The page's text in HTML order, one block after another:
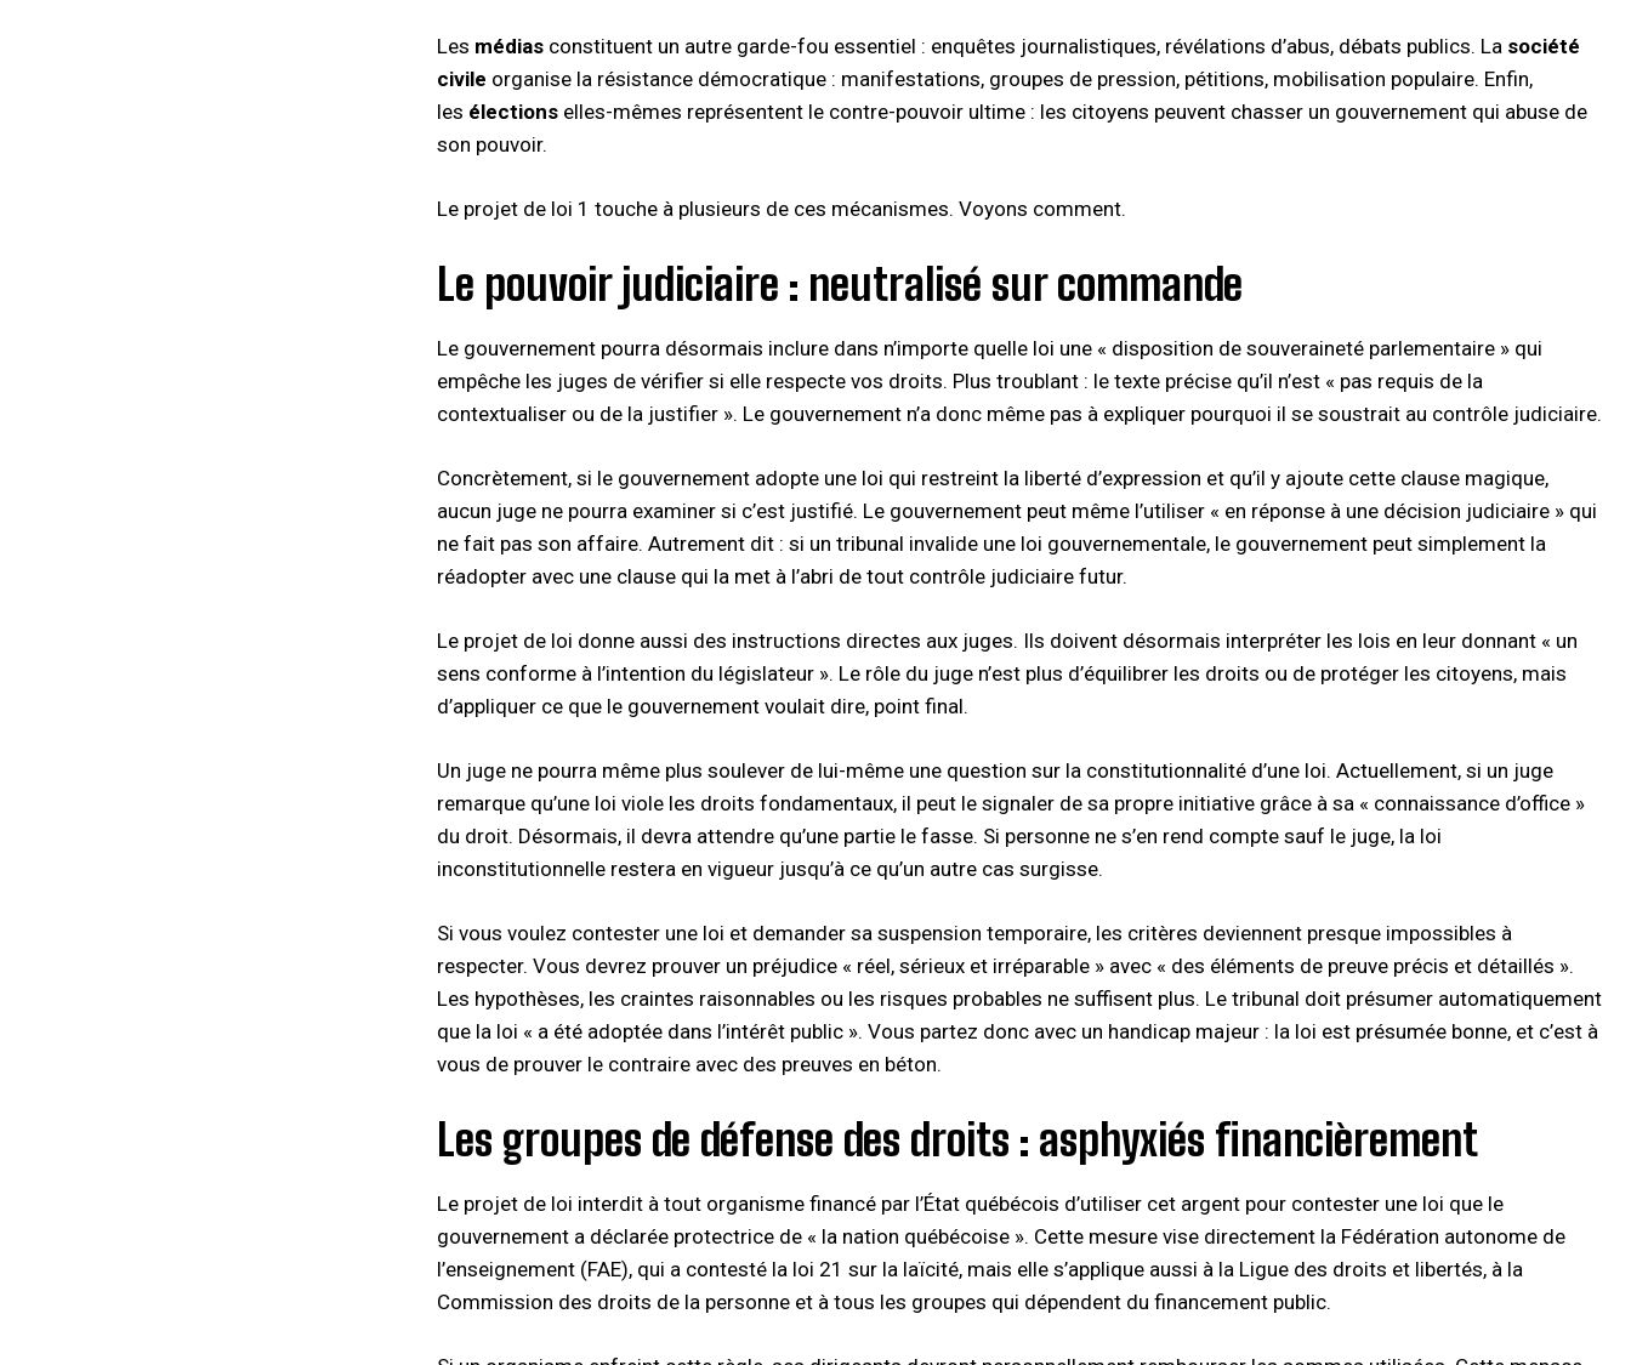
Les médias constituent un autre garde-fou essentiel : enquêtes journalistiques, révélations d’abus, débats publics. La société
civile organise la résistance démocratique : manifestations, groupes de pression, pétitions, mobilisation populaire. Enfin,
les élections elles-mêmes représentent le contre-pouvoir ultime : les citoyens peuvent chasser un gouvernement qui abuse de
son pouvoir.
Le projet de loi 1 touche à plusieurs de ces mécanismes. Voyons comment.
Le pouvoir judiciaire : neutralisé sur commande
Le gouvernement pourra désormais inclure dans n’importe quelle loi une « disposition de souveraineté parlementaire » qui
empêche les juges de vérifier si elle respecte vos droits. Plus troublant : le texte précise qu’il n’est « pas requis de la
contextualiser ou de la justifier ». Le gouvernement n’a donc même pas à expliquer pourquoi il se soustrait au contrôle judiciaire.​
Concrètement, si le gouvernement adopte une loi qui restreint la liberté d’expression et qu’il y ajoute cette clause magique,
aucun juge ne pourra examiner si c’est justifié. Le gouvernement peut même l’utiliser « en réponse à une décision judiciaire » qui
ne fait pas son affaire. Autrement dit : si un tribunal invalide une loi gouvernementale, le gouvernement peut simplement la
réadopter avec une clause qui la met à l’abri de tout contrôle judiciaire futur.​
Le projet de loi donne aussi des instructions directes aux juges. Ils doivent désormais interpréter les lois en leur donnant « un
sens conforme à l’intention du législateur ». Le rôle du juge n’est plus d’équilibrer les droits ou de protéger les citoyens, mais
d’appliquer ce que le gouvernement voulait dire, point final.​
Un juge ne pourra même plus soulever de lui-même une question sur la constitutionnalité d’une loi. Actuellement, si un juge
remarque qu’une loi viole les droits fondamentaux, il peut le signaler de sa propre initiative grâce à sa « connaissance d’office »
du droit. Désormais, il devra attendre qu’une partie le fasse. Si personne ne s’en rend compte sauf le juge, la loi
inconstitutionnelle restera en vigueur jusqu’à ce qu’un autre cas surgisse.​
Si vous voulez contester une loi et demander sa suspension temporaire, les critères deviennent presque impossibles à
respecter. Vous devrez prouver un préjudice « réel, sérieux et irréparable » avec « des éléments de preuve précis et détaillés ».
Les hypothèses, les craintes raisonnables ou les risques probables ne suffisent plus. Le tribunal doit présumer automatiquement
que la loi « a été adoptée dans l’intérêt public ». Vous partez donc avec un handicap majeur : la loi est présumée bonne, et c’est à
vous de prouver le contraire avec des preuves en béton.​
Les groupes de défense des droits : asphyxiés financièrement
Le projet de loi interdit à tout organisme financé par l’État québécois d’utiliser cet argent pour contester une loi que le
gouvernement a déclarée protectrice de « la nation québécoise ». Cette mesure vise directement la Fédération autonome de
l’enseignement (FAE), qui a contesté la loi 21 sur la laïcité, mais elle s’applique aussi à la Ligue des droits et libertés, à la
Commission des droits de la personne et à tous les groupes qui dépendent du financement public.​